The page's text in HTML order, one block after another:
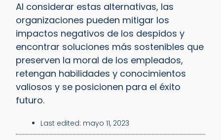
Al considerar estas alternativas, las
organizaciones pueden mitigar los
impactos negativos de los despidos y
encontrar soluciones más sostenibles que
preserven la moral de los empleados,
retengan habilidades y conocimientos
valiosos y se posicionen para el éxito
futuro.
Last edited: mayo 11, 2023